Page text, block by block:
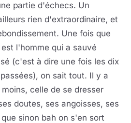
partie d'échecs. Un
rien d'extraordinaire, et
Une fois que
l'homme qui a sauvé
(c'est à dire une fois les dix
on sait tout. Il y a
celle de se dresser
doutes, ses angoisses, ses
sinon bah on s'en sort